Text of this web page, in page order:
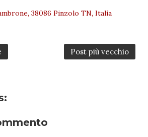
38086 Pinzolo TN, Italia
Post più vecchio